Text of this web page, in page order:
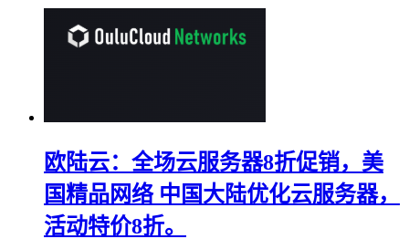
欧陆云：全场云服务器8折促销，美
国精品网络 中国大陆优化云服务器，
活动特价8折。